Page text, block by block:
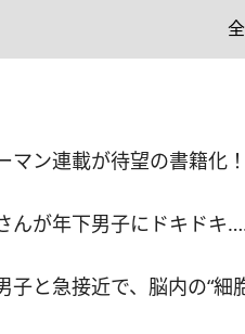
主演
エン
は、
ヒッ
す。
マン連載が待望の書籍化
んが年下男子にドキド
子と急接近で、脳内の“